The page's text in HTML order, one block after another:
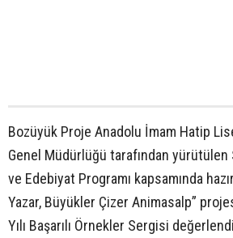
Bozüyük Proje Anadolu İmam Hatip
Genel Müdürlüğü tarafından yürütülen
ve Edebiyat Programı kapsamında
Yazar, Büyükler Çizer Animasalp”
Yılı Başarılı Örnekler Sergisi